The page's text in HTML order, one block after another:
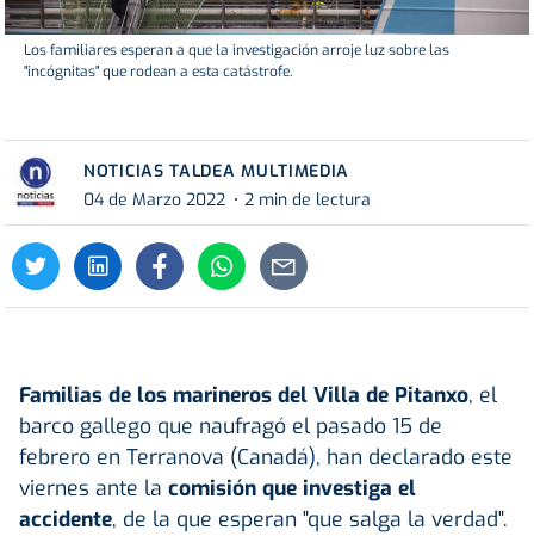
Los familiares esperan a que la investigación arroje luz sobre las
"incógnitas" que rodean a esta catástrofe.
NOTICIAS TALDEA MULTIMEDIA
04 de Marzo 2022
2 min de lectura
Familias de los marineros del Villa de Pitanxo, el
barco gallego que naufragó el pasado 15 de
febrero en Terranova (Canadá), han declarado este
viernes ante la comisión que investiga el
accidente, de la que esperan "que salga la verdad".